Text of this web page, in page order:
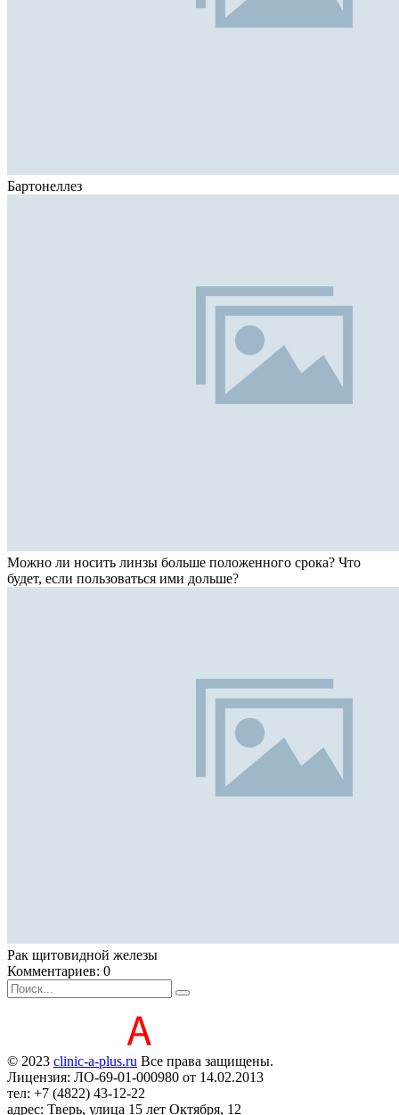
Бартонеллез
Можно ли носить линзы больше положенного срока? Что
будет, если пользоваться ими дольше?
Рак щитовидной железы
Комментариев: 0
© 2023 clinic-a-plus.ru Все права защищены.
Лицензия: ЛО-69-01-000980 от 14.02.2013
тел: +7 (4822) 43-12-22
адрес: Тверь, улица 15 лет Октября, 12